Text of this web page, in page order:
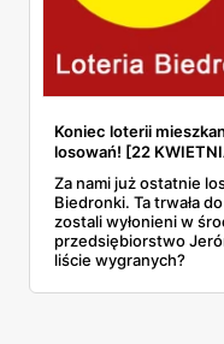
Koniec loterii
losowań! [22
Za nami już ostatnie
Biedronki. Ta trwała
zostali wyłonieni w
przedsiębiorstwo
liście wygranych?